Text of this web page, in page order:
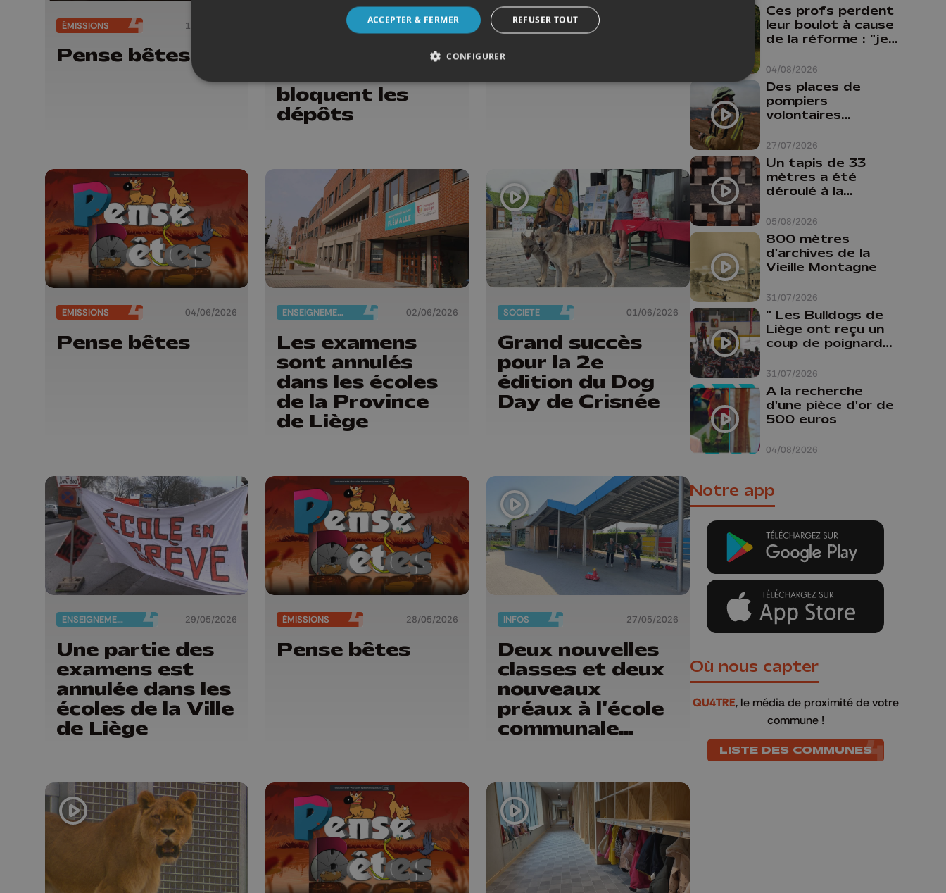
ÉMISSIONS 18/06/2026
Pense bêtes
17/06/2026
CE1D, CESS : les
bloquent les
dépôts
ÉMISSIONS
Pense bêtes
ÉMISSIONS 04/06/2026
Pense bêtes
ENSEIGNEMENT 02/06/2026
Les examens
sont annulés
dans les écoles
de la Province
de Liège
SOCIÉTÉ 01/06/2026
Grand succès
pour la 2e
édition du Dog
Day de Crisnée
ENSEIGNEMENT 29/05/2026
Une partie des
examens est
annulée dans les
écoles de la Ville
de Liège
ÉMISSIONS 28/05/2026
Pense bêtes
INFOS 27/05/2026
Deux nouvelles
classes et deux
nouveaux
préaux à l'école
communale
04/08/2026
Ces profs perdent
leur boulot à cause
de la réforme : "je
comme prof que
comme
pharmacienne"
27/07/2026
Des places de
pompiers
volontaires
province de Liège :
"Un citoyen qui
n'est formé ne
peut pas nous
aider"
05/08/2026
Un tapis de 33
mètres a été
déroulé à la
Liège
31/07/2026
800 mètres
d'archives de la
Vieille Montagne
31/07/2026
" Les Bulldogs de
Liège ont reçu un
coup de poignard
04/08/2026
A la recherche
d'une pièce d'or de
500 euros
Notre app
Où nous capter
QU4TRE, le média de proximité de votre
commune !
LISTE DES COMMUNES
ACCEPTER & FERMER REFUSER TOUT
CONFIGURER